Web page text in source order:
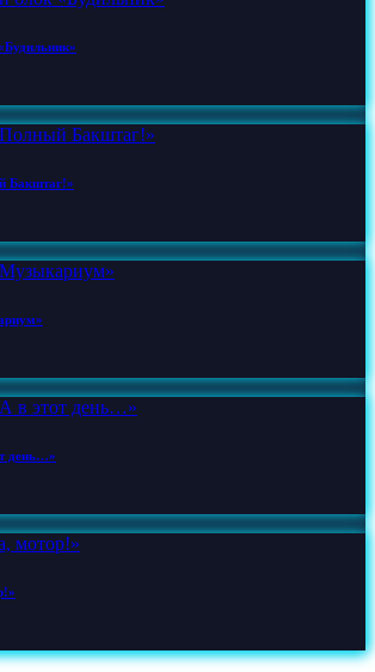
Бакштаг!»
день…»